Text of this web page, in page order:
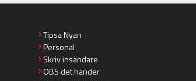
Tipsa Nyan
Personal
Skriv insändare
OBS det händer